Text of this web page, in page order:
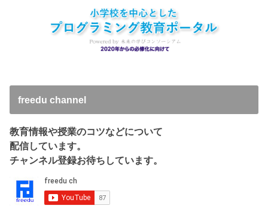
freedu channel
教育情報や授業のコツなどについて
配信しています。
チャンネル登録お待ちしています。